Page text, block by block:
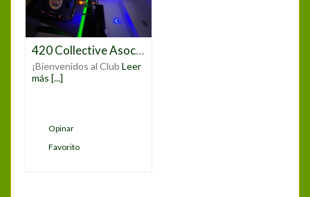
420 Collective Asociación Gregorio Marañon
¡Bienvenidos al ClubLeer
más [...]
Opinar
Favorito